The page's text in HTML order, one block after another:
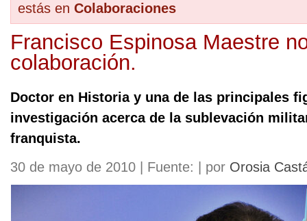
estás en Colaboraciones
Francisco Espinosa Maestre
colaboración.
Doctor en Historia y una de las principales
investigación acerca de la sublevación
franquista.
30 de mayo de 2010 | Fuente: | por Orosia